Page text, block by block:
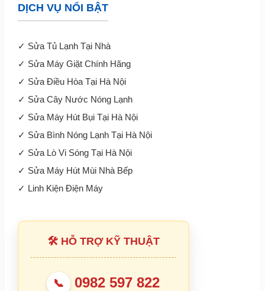
DỊCH VỤ NỔI BẬT
✓ Sửa Tủ Lạnh Tại Nhà
✓ Sửa Máy Giặt Chính Hãng
✓ Sửa Điều Hòa Tại Hà Nội
✓ Sửa Cây Nước Nóng Lạnh
✓ Sửa Máy Hút Bụi Tại Hà Nội
✓ Sửa Bình Nóng Lạnh Tại Hà Nội
✓ Sửa Lò Vi Sóng Tại Hà Nội
✓ Sửa Máy Hút Mùi Nhà Bếp
✓ Linh Kiện Điện Máy
🛠 HỖ TRỢ KỸ THUẬT
📞 0982 597 822